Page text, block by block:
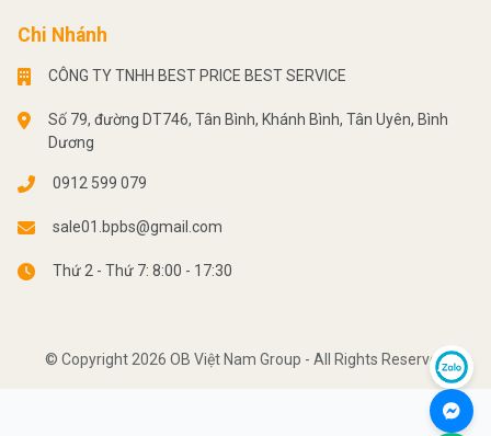
Chi Nhánh
CÔNG TY TNHH BEST PRICE BEST SERVICE
Số 79, đường DT746, Tân Bình, Khánh Bình, Tân Uyên, Bình
Dương
0912 599 079
sale01.bpbs@gmail.com
Thứ 2 - Thứ 7: 8:00 - 17:30
© Copyright 2026 OB Việt Nam Group - All Rights Reserved